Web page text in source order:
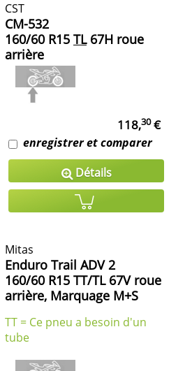
CST
CM-532
160/60 R15 TL67H roue
arrière
118,30€
enregistrer et comparer
Détails
Mitas
Enduro Trail ADV 2
160/60 R15 TT/TL 67V roue
arrière, Marquage M+S
TT = Ce pneu a besoin d'un
tube